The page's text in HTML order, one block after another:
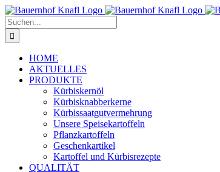
Zum
Inhalt
springen
Suche
nach:
HOME
AKTUELLES
PRODUKTE
Kürbiskernöl
Kürbisknabberkerne
Kürbissaatgutvermehrung
Unsere Speisekartoffeln
Pflanzkartoffeln
Geschenkartikel
Kartoffel und Kürbisrezepte
QUALITÄT